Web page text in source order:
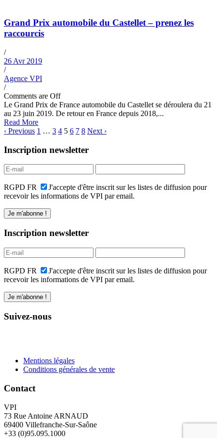
Grand Prix automobile du Castellet – prenez les
raccourcis
/
26 Avr 2019
/
Agence VPI
/
Comments are Off
Le Grand Prix de France automobile du Castellet se déroulera du 21
au 23 juin 2019. De retour en France depuis 2018,...
Read More
‹ Previous 1 … 3 4 5 6 7 8 Next ›
Inscription newsletter
RGPD FR
J'accepte d'être inscrit sur les listes de diffusion pour
recevoir les informations de VPI par email.
Inscription newsletter
RGPD FR
J'accepte d'être inscrit sur les listes de diffusion pour
recevoir les informations de VPI par email.
Suivez-nous
Mentions légales
Conditions générales de vente
Contact
VPI
73 Rue Antoine ARNAUD
69400 Villefranche-Sur-Saône
+33 (0)95.095.1000